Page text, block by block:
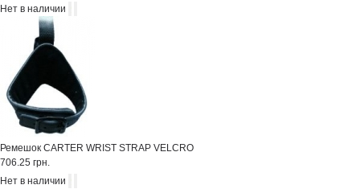
Нет в наличии
Ремешок CARTER WRIST STRAP VELCRO
706.25 грн.
Нет в наличии